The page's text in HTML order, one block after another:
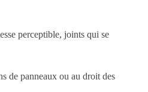
perceptible, joints qui se
de panneaux ou au droit des